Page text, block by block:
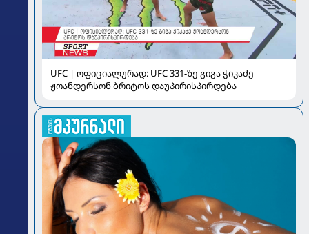
UFC | ოფიციალურად: UFC 331-ზე გიგა ჭიკაძე
ჟოანდერსონ ბრიტოს დაუპირისპირდება